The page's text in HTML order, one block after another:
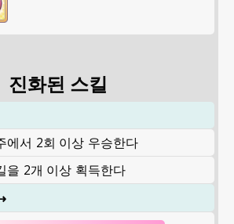
진화된 스킬
에서 2회 이상 우승한다
을 2개 이상 획득한다